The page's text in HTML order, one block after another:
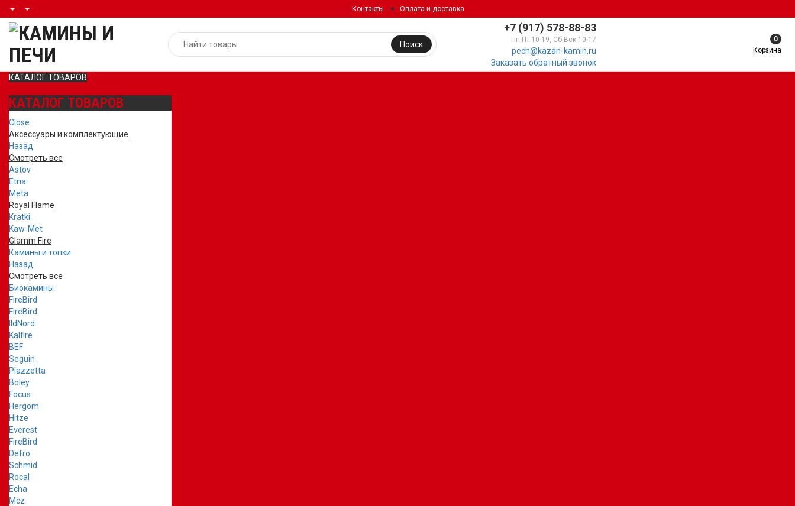
Контакты Оплата и доставка
+7 (917) 578-88-83
Пн-Пт 10-19, Сб-Вск 10-17
pech@kazan-kamin.ru
Заказать обратный звонок
Поиск
0
Корзина
КАТАЛОГ ТОВАРОВ
КАТАЛОГ ТОВАРОВ
Close
Аксессуары и комплектующие
Назад
Смотреть все
Astov
Etna
Meta
Royal Flame
Kratki
Kaw-Met
Glamm Fire
Камины и топки
Назад
Смотреть все
Биокамины
FireBird
FireBird
IldNord
Kalfire
BEF
Seguin
Piazzetta
Boley
Focus
Hergom
Hitze
Everest
FireBird
Defro
Schmid
Rocal
Echa
Mcz